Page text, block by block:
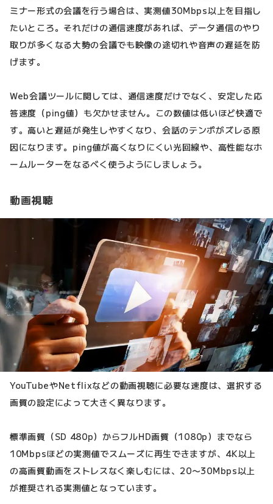
ミナー形式の会議を行う場合は、実測値30Mbps以上を目指し
たいところ。それだけの通信速度があれば、データ通信のやり
取りが多くなる大勢の会議でも映像の途切れや音声の遅延を防
げます。
Web会議ツールに関しては、通信速度だけでなく、安定した応
答速度（ping値）も欠かせません。この数値は低いほど快適で
す。高いと遅延が発生しやすくなり、会話のテンポがズレる原
因になります。ping値が高くなりにくい光回線や、高性能なホ
ームルーターをなるべく使うようにしましょう。
動画視聴
YouTubeやNetflixなどの動画視聴に必要な速度は、選択する
画質の設定によって大きく異なります。
標準画質（SD 480p）からフルHD画質（1080p）までなら
10Mbpsほどの実測値でスムーズに再生できますが、4K以上
の高画質動画をストレスなく楽しむには、20〜30Mbps以上
が推奨される実測値となっています。